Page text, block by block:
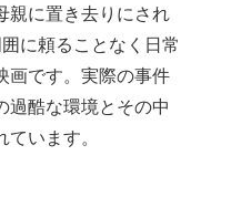
親に置き去りにされ
に頼ることなく日常
画です。実際の事件
過酷な環境とその中
います。